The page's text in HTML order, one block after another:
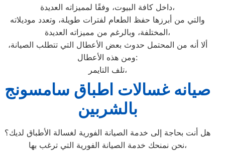
داخل كافة البيوت، وفقًا لمميزاته العديدة،
والتي من أبرزها حفظ الطعام لفترات طويلة، وتعدد موديلاته
المختلفة، وبالرغم من مميزاته العديدة،
ألا أنه من المحتمل حدوث بعض الأعطال التي تتطلب الصيانة،
ومن هذه الأعطال:
تلف التايمر،
صيانه غسالات اطباق سامسونج
بالشربين
هل أنت بحاجة إلى خدمة الصيانة الفورية لغسالة الأطباق لديك؟
نحن نمنحك خدمة الصيانة الفورية التي ترغب بها،